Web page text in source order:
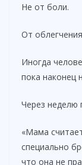
Не от боли.
От
Иногда
пока наконец
Через
«Мама
специально
что она не